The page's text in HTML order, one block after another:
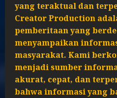
yang teraktual dan
Creator Production
pemberitaan yang
menyampaikan
masyarakat. Kami
menjadi sumber
akurat, cepat, dan
bahwa informasi yang